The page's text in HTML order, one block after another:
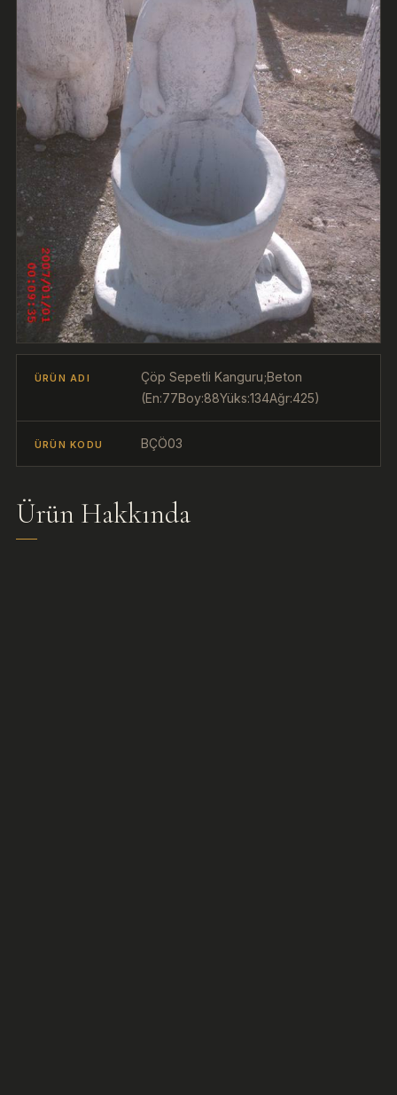
ÜRÜN ADI
Çöp Sepetli Kanguru;Beton
(En:77Boy:88Yüks:134Ağr:425)
ÜRÜN KODU BÇÖ03
Ürün Hakkında